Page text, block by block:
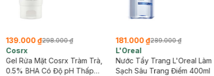
139.000 ₫298.000 ₫
Cosrx
Gel Rửa Mặt Cosrx Tràm Trà,
0.5% BHA Có Độ pH Thấp
181.000 ₫289.000 ₫
L'Oreal
Nước Tẩy Trang L'Oreal Làm
Sạch Sâu Trang Điểm 400ml